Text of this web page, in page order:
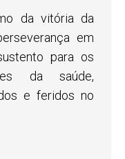
da vitória da
em
para os
da saúde,
e feridos no